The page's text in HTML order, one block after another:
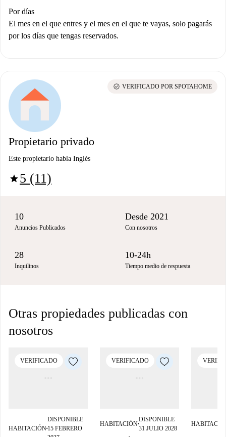
Por días
El mes en el que entres y el mes en el que te vayas, solo pagarás
por los días que tengas reservados.
Propietario privado
Este propietario habla Inglés
star5 (11)
check_circle VERIFICADO POR SPOTAHOME
10
Anuncios Publicados
Desde 2021
Con nosotros
28
Inquilinos
10-24h
Tiempo medio de respuesta
Otras propiedades publicadas con
nosotros
VERIFICADO
HABITACIÓN■
DISPONIBLE
15 FEBRERO
VERIFICADO
HABITACIÓN■
DISPONIBLE
31 JULIO 2028